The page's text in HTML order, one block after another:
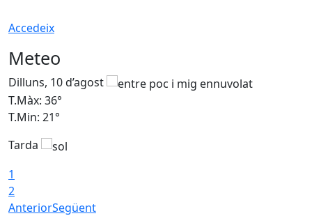
Accedeix
Meteo
Dilluns, 10 d’agost
T.Màx: 36°
T.Min: 21°
Tarda
1
2
AnteriorSegüent